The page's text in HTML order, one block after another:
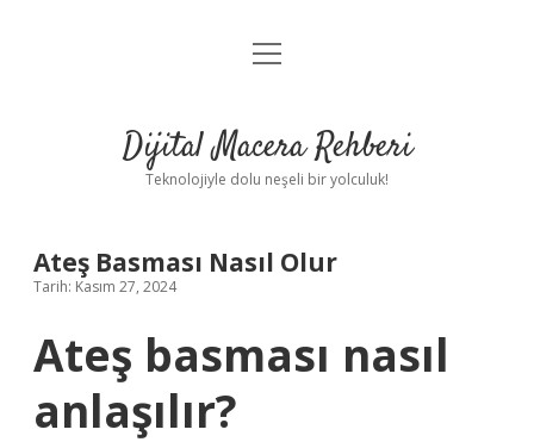
Anasayfa
Yasal Uyarı
menüyü
Dijital Macera Rehberi
Teknolojiyle dolu neşeli bir yolculuk!
Ateş Basması Nasıl Olur
Tarih: Kasım 27, 2024
Ateş basması nasıl
anlaşılır?